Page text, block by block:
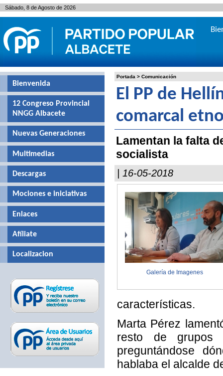
Portada > Comunicación
El PP de
comarcal
Lamentan la falta
socialista
| 16-05-2018
Galería de Imagenes
características.
Marta Pérez
resto de grupos
preguntándose
hablaba el alcalde
Bienvenida
12 Congreso Provincial
NNGG Albacete
Nuevas Generaciones
Multimedias
Descargas
Mociones e iniciativas
Enlaces
Afíliate
Localizacion
Sábado, 8 de Agosto de 2026